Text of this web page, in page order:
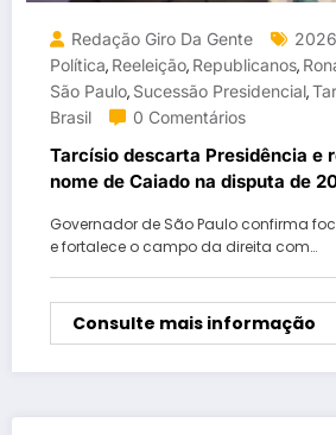
Redação Giro Da Gente 2026
Política, Reeleição, Republicanos,
São Paulo, Sucessão Presidencial,
Brasil
0 Comentários
Tarcísio descarta Presidência e
nome de Caiado na disputa de
Governador de São Paulo confirma
e fortalece o campo da direita com…
Consulte mais informação